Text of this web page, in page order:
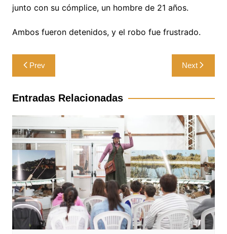
junto con su cómplice, un hombre de 21 años.
Ambos fueron detenidos, y el robo fue frustrado.
Navegación
de
entradas
Prev Next
Entradas Relacionadas